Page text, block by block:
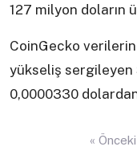
127 milyon doların
CoinGecko
yükseliş sergileyen
0,0000330
« Önceki